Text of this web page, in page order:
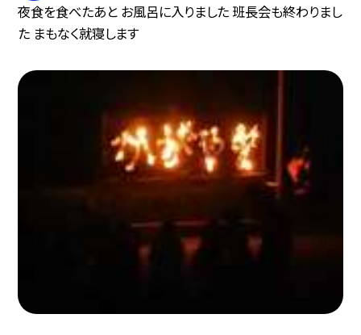
夜食を食べたあと お風呂に入りました 班長会も終わりまし
た まもなく就寝します